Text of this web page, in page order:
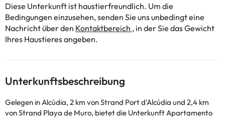
Diese Unterkunft ist haustierfreundlich. Um die
Bedingungen einzusehen, senden Sie uns unbedingt eine
Nachricht über den Kontaktbereich , in der Sie das Gewicht
Ihres Haustieres angeben.
Unterkunftsbeschreibung
Gelegen in Alcúdia, 2 km von Strand Port d'Alcúdia und 2,4 km
von Strand Playa de Muro, bietet die Unterkunft Apartamento